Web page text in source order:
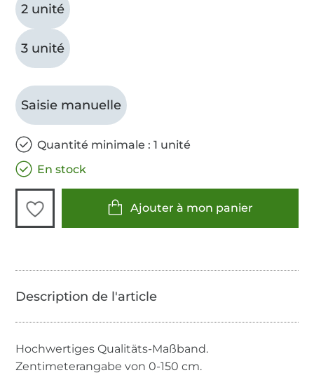
2 unité
3 unité
Saisie manuelle
Quantité minimale : 1 unité
En stock
Ajouter à mon panier
Hochwertiges Qualitäts-Maßband.
Zentimeterangabe von 0-150 cm.